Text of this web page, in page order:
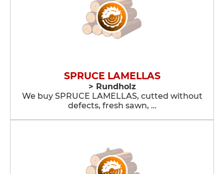
SPRUCE LAMELLAS
> Rundholz
We buy SPRUCE LAMELLAS, cutted without
defects, fresh sawn, …